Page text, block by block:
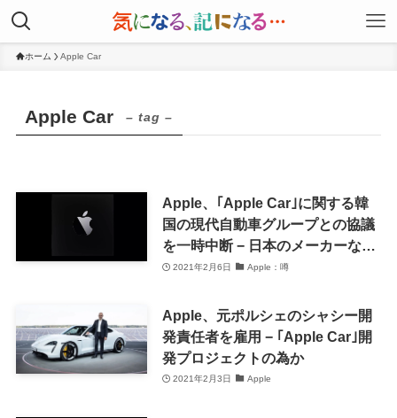
ホーム Apple Car
Apple Car – tag –
Apple、｢Apple Car｣に関する韓
国の現代自動車グループとの協議
を一時中断 − 日本のメーカーなど
とも協議か
2021年2月6日 Apple：噂
Apple、元ポルシェのシャシー開
発責任者を雇用 − ｢Apple Car｣開
発プロジェクトの為か
2021年2月3日 Apple